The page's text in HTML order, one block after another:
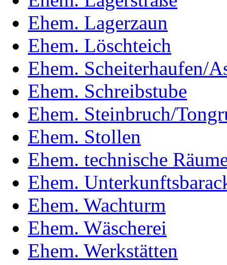
Ehem. Lagerzaun
Ehem. Löschteich
Ehem. Scheiterhaufen/
Ehem. Schreibstube
Ehem. Steinbruch/
Ehem. Stollen
Ehem. technische
Ehem.
Ehem. Wachturm
Ehem. Wäscherei
Ehem. Werkstätten